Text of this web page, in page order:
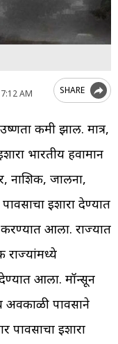
AM SHARE
कमी झाली. मात्र,
भारतीय हवामान
नाशिक, जालना,
इशारा देण्यात
आला. राज्यात
राज्यांमध्ये
देण्यात आला. मॉन्सून
अवकाळी पावसाने
इशारा